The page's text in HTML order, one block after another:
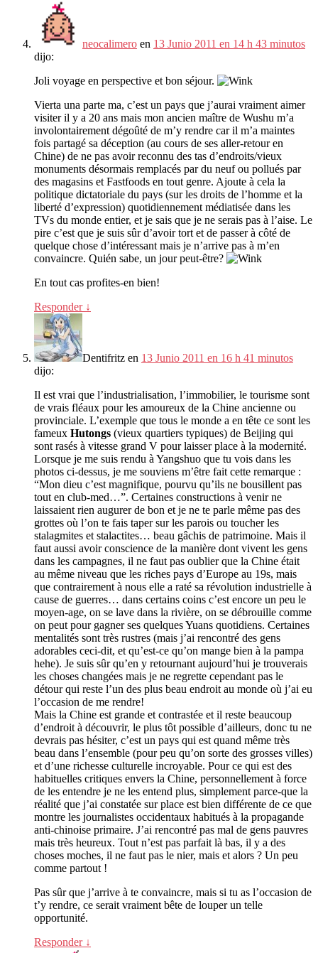
neocalimero en 13 Junio 2011 en 14 h 43 minutos
dijo:
Joli voyage en perspective et bon séjour.
Vierta una parte ma, c’est un pays que j’aurai vraiment aimer
visiter il y a 20 ans mais mon ancien maître de Wushu m’a
involontairement dégoûté de m’y rendre car il m’a maintes
fois partagé sa déception (au cours de ses aller-retour en
Chine) de ne pas avoir reconnu des tas d’endroits/vieux
monuments désormais remplacés par du neuf ou pollués par
des magasins et Fastfoods en tout genre. Ajoute à cela la
politique dictatoriale du pays (sur les droits de l’homme et la
liberté d’expression) quotidiennement médiatisée dans les
TVs du monde entier, et je sais que je ne serais pas à l’aise. Le
pire c’est que je suis sûr d’avoir tort et de passer à côté de
quelque chose d’intéressant mais je n’arrive pas à m’en
convaincre. Quién sabe, un jour peut-être?
En tout cas profites-en bien!
Responder ↓
Dentifritz en 13 Junio 2011 en 16 h 41 minutos
dijo:
Il est vrai que l’industrialisation, l’immobilier, le tourisme sont
de vrais fléaux pour les amoureux de la Chine ancienne ou
provinciale. L’exemple que tous le monde a en tête ce sont les
fameux Hutongs (vieux quartiers typiques) de Beijing qui
sont rasés à vitesse grand V pour laisser place à la modernité.
Lorsque je me suis rendu à Yangshuo que tu vois dans les
photos ci-dessus, je me souviens m’être fait cette remarque :
“Mon dieu c’est magnifique, pourvu qu’ils ne bousillent pas
tout en club-med…”. Certaines constructions à venir ne
laissaient rien augurer de bon et je ne te parle même pas des
grottes où l’on te fais taper sur les parois ou toucher les
stalagmites et stalactites… beau gâchis de patrimoine. Mais il
faut aussi avoir conscience de la manière dont vivent les gens
dans les campagnes, il ne faut pas oublier que la Chine était
au même niveau que les riches pays d’Europe au 19s, mais
que contrairement à nous elle a raté sa révolution industrielle à
cause de guerres… dans certains coins c’est encore un peu le
moyen-age, on se lave dans la rivière, on se débrouille comme
on peut pour gagner ses quelques Yuans quotidiens. Certaines
mentalités sont très rustres (mais j’ai rencontré des gens
adorables ceci-dit, et qu’est-ce qu’on mange bien à la pampa
hehe). Je suis sûr qu’en y retournant aujourd’hui je trouverais
les choses changées mais je ne regrette cependant pas le
détour qui reste l’un des plus beau endroit au monde où j’ai eu
l’occasion de me rendre!
Mais la Chine est grande et contrastée et il reste beaucoup
d’endroit à découvrir, le plus tôt possible d’ailleurs, donc tu ne
devrais pas hésiter, c’est un pays qui est quand même très
beau dans l’ensemble (pour peu qu’on sorte des grosses villes)
et d’une richesse culturelle incroyable. Pour ce qui est des
habituelles critiques envers la Chine, personnellement à force
de les entendre je ne les entend plus, simplement parce-que la
réalité que j’ai constatée sur place est bien différente de ce que
montre les journalistes occidentaux habitués à la propagande
anti-chinoise primaire. J’ai rencontré pas mal de gens pauvres
mais très heureux. Tout n’est pas parfait là bas, il y a des
choses moches, il ne faut pas le nier, mais et alors ? Un peu
comme partout !
Pas sûr que j’arrive à te convaincre, mais si tu as l’occasion de
t’y rendre, ce serait vraiment bête de louper un telle
opportunité.
Responder ↓